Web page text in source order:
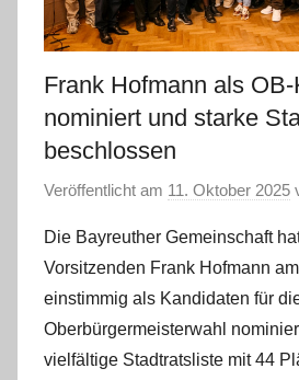
Frank Hofmann als
nominiert und starke
beschlossen
Veröffentlicht am 11. Oktober 2025
Die Bayreuther Gemeinschaft
Vorsitzenden Frank Hofmann
einstimmig als Kandidaten für
Oberbürgermeisterwahl
vielfältige Stadtratsliste mit 44